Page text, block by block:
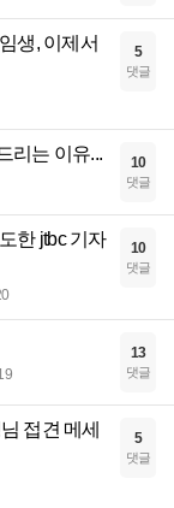
생, 이제서
5
댓글
리는 이유... 10
댓글
한 jtbc 기자
10
댓글
13
댓글
접견 메세
5
댓글